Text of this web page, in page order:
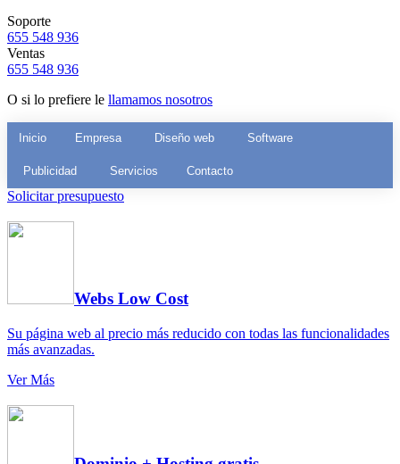
Soporte
655 548 936
Ventas
655 548 936
O si lo prefiere le llamamos nosotros
Inicio Empresa Diseño web Software
Publicidad Servicios Contacto
Solicitar presupuesto
Webs Low Cost
Su página web al precio más reducido con todas las funcionalidades
más avanzadas.
Ver Más